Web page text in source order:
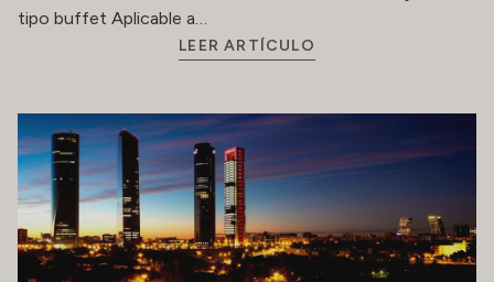
tipo buffet Aplicable a…
LEER ARTÍCULO